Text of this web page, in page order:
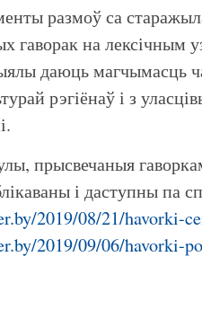
размоў са
гаворак на лексічным
даюць магчымасць
рэгіёнаў і з
прысвечаныя
і даступны па
2019/08/21/havorki-
2019/09/06/havorki-